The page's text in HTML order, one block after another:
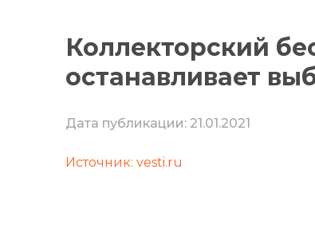
Коллекторский
останавливает
Дата публикации: 21.01.2021
Источник: vesti.ru